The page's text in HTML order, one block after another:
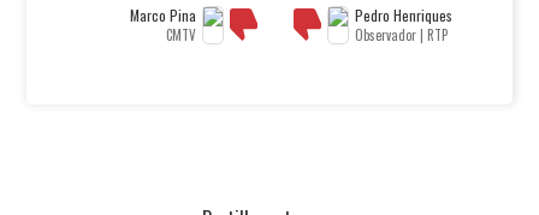
Marco Pina
CMTV
Pedro Henriques
Observador | RTP